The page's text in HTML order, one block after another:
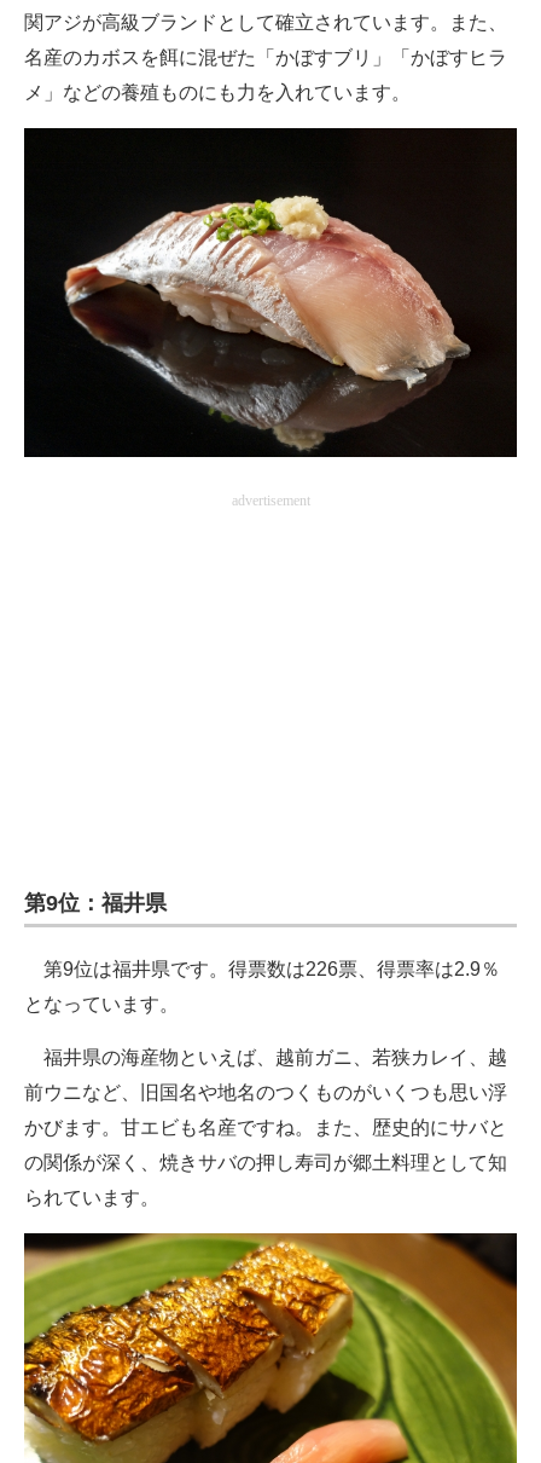
関アジが高級ブランドとして確立されています。また、
名産のカボスを餌に混ぜた「かぼすブリ」「かぼすヒラ
メ」などの養殖ものにも力を入れています。
advertisement
第9位：福井県
第9位は福井県です。得票数は226票、得票率は2.9％
となっています。
福井県の海産物といえば、越前ガニ、若狭カレイ、越
前ウニなど、旧国名や地名のつくものがいくつも思い浮
かびます。甘エビも名産ですね。また、歴史的にサバと
の関係が深く、焼きサバの押し寿司が郷土料理として知
られています。